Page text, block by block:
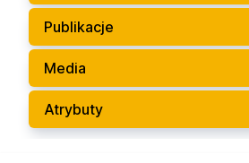
Publikacje
Media
Atrybuty